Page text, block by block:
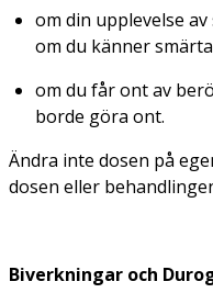
om din upplevelse
om du känner
om du får ont av
borde göra ont.
Ändra inte dosen på
dosen eller
Biverkningar och